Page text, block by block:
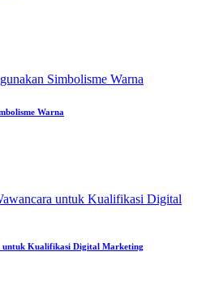
Warna
untuk Kualifikasi Digital Marketing